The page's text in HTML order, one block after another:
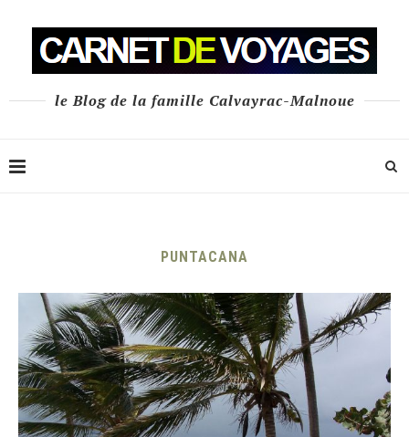
le Blog de la famille Calvayrac-Malnoue
PUNTACANA